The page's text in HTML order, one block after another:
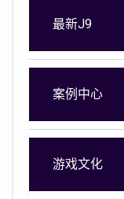
最新J9
案例中心
游戏文化